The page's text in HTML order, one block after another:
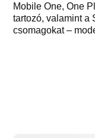
Mobile One, One
tartozó, valamint a
csomagokat –